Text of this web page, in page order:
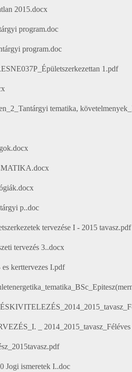
2015.docx
program.doc
program.doc
1.pdf
tematika,
p..doc
tervezése I - 2015 tavasz.pdf
tervezés 3..docx
kerttervezes I.pdf
_ 2014_2015_tavasz_Féléves
ismeretek I..doc